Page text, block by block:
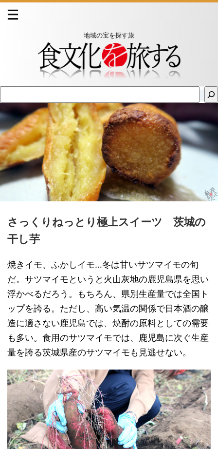
地域の宝を探す旅
さっくりねっとり極上スイーツ 茨城の
干し芋
焼きイモ、ふかしイモ…冬は甘いサツマイモの旬
だ。サツマイモというと火山灰地の鹿児島県を思い
浮かべるだろう。もちろん、県別生産量では全国ト
ップを誇る。ただし、高い気温の関係で日本酒の醸
造に適さない鹿児島では、焼酎の原料としての需要
も多い。食用のサツマイモでは、鹿児島に次ぐ生産
量を誇る茨城県産のサツマイモも見逃せない。